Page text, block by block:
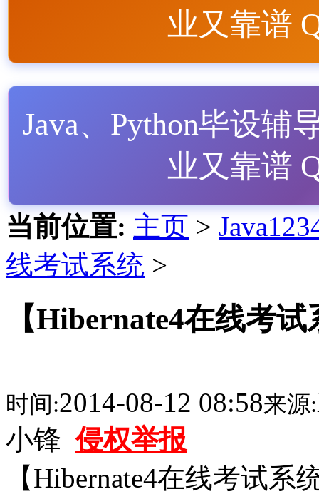
业又靠谱
Java、Python毕设辅
业又靠谱
当前位置: 主页 >
线考试系统 >
【Hibernate4在线考
时间:2014-08-12 08:58来源:
小锋侵权举报
【Hibernate4在线考试